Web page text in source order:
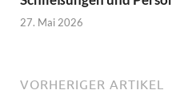
27. Mai 2026
VORHERIGER ARTIKEL